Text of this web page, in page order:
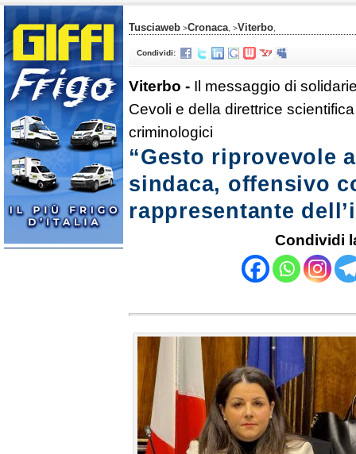
Tusciaweb >Cronaca , >Viterbo
Condividi:
Viterbo - Il messaggio di
Cevoli e della direttrice
criminologici
“Gesto riprovevole
sindaca, offensivo
rappresentante
Condividi